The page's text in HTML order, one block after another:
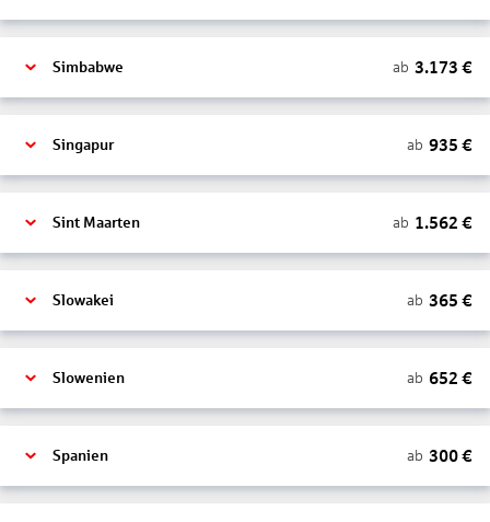
Simbabwe ab 3.173 €
Singapur ab 935 €
Sint Maarten ab 1.562 €
Slowakei ab 365 €
Slowenien ab 652 €
Spanien ab 300€